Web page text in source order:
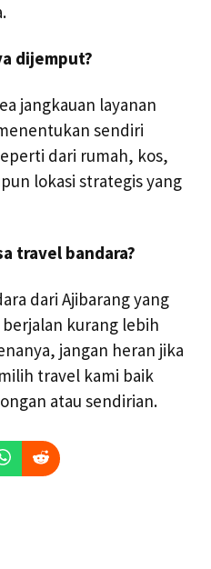
dijemput?
jangkauan layanan
sendiri
dari rumah, kos,
lokasi strategis yang
travel bandara?
dari Ajibarang yang
kurang lebih
jangan heran jika
travel kami baik
atau sendirian.